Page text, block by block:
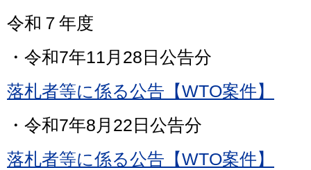
令和７年度
・令和7年11月28日公告分
落札者等に係る公告【WTO案件】
・令和7年8月22日公告分
落札者等に係る公告【WTO案件】